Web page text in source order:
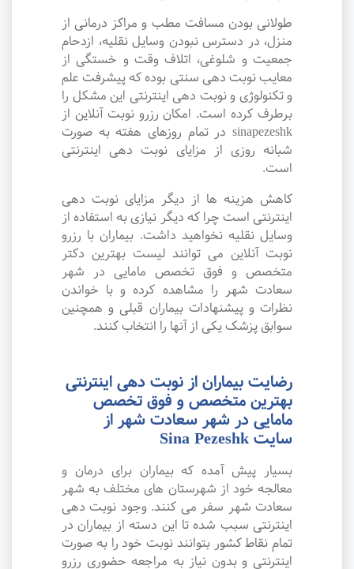
طولانی بودن مسافت مطب و مراکز درمانی از
منزل، در دسترس نبودن وسایل نقلیه، ازدحام
جمعیت و شلوغی، اتلاف وقت و خستگی از
معایب نوبت دهی سنتی بوده که پیشرفت علم
و تکنولوژی و نوبت دهی اینترنتی این مشکل را
برطرف کرده است. امکان رزرو نوبت آنلاین از
sinapezeshk در تمام روزهای هفته به صورت
شبانه روزی از مزایای نوبت دهی اینترنتی
است.
کاهش هزینه ها از دیگر مزایای نوبت دهی
اینترنتی است چرا که دیگر نیازی به استفاده از
وسایل نقلیه نخواهید داشت. بیماران با رزرو
نوبت آنلاین می توانند لیست بهترین دکتر
متخصص و فوق تخصص مامایی در شهر
سعادت شهر را مشاهده کرده و با خواندن
نظرات و پیشنهادات بیماران قبلی و همچنین
سوابق پزشک یکی از آنها را انتخاب کنند.
رضایت بیماران از نوبت دهی اینترنتی
بهترین متخصص و فوق تخصص
مامایی در شهر سعادت شهر از
سایت Sina Pezeshk
بسیار پیش آمده که بیماران برای درمان و
معالجه خود از شهرستان های مختلف به شهر
سعادت شهر سفر می کنند. وجود نوبت دهی
اینترنتی سبب شده تا این دسته از بیماران در
تمام نقاط کشور بتوانند نوبت خود را به صورت
اینترنتی و بدون نیاز به مراجعه حضوری رزرو